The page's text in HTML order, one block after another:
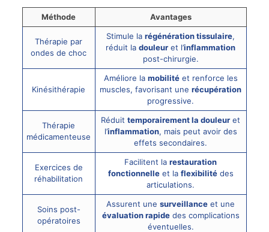
Méthode Avantages
Thérapie par
ondes de choc
Stimule larégénération tissulaire,
réduit ladouleur et l’inflammation
post-chirurgie.
Kinésithérapie
Améliore la mobilitéet renforce les
muscles, favorisant unerécupération
progressive.
Thérapie
médicamenteuse
Réduittemporairement la douleur et
l’inflammation, mais peut avoir des
effets secondaires.
Exercices de
réhabilitation
Facilitent larestauration
fonctionnelleet la flexibilitédes
articulations.
Soins post-
opératoires
Assurent unesurveillance et une
évaluation rapidedes complications
éventuelles.